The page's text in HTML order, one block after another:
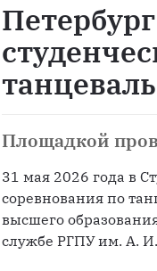
Площадкой
31 мая 2026 года в
соревнования по
высшего
службе РГПУ им. А.